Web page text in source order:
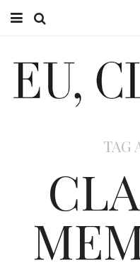
EU CLÁUDIO
EU, PAI
TAG